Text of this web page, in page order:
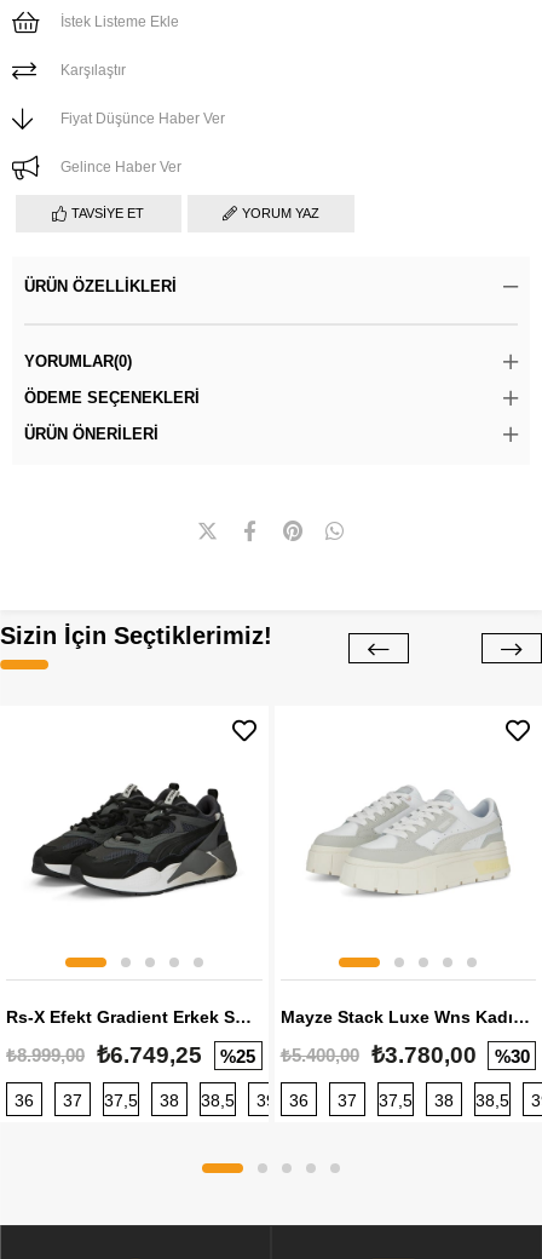
İstek Listeme Ekle
Karşılaştır
Fiyat Düşünce Haber Ver
Gelince Haber Ver
TAVSIYE ET YORUM YAZ
ÜRÜN ÖZELLIKLERI
YORUMLAR(0)
ÖDEME SEÇENEKLERI
ÜRÜN ÖNERILERI
Sizin İçin Seçtiklerimiz!
Rs-X Efekt Gradient Erkek Sneaker
₺8.999,00 ₺6.749,25 %25
36 37 37,5 38 38,5 39 40 40,5 41 42 42,5
Mayze Stack Luxe Wns Kadın Sneaker
₺5.400,00 ₺3.780,00 %30
36 37 37,5 38 38,5